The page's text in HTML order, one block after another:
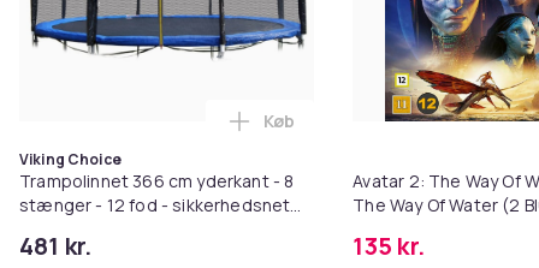
Viking Choice
Trampolinnet 366 cm yderkant - 8
stænger - 12 fod - sikkerhedsnet
481 kr.
Læg Trampolinnet 366 cm
Køb
Avatar 2: The Way Of
The Way Of Water (2
135 kr.